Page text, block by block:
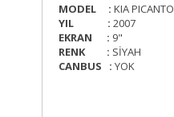
MODEL :KIA PICANTO
YIL : 2007
EKRAN : 9"
RENK : SİYAH
CANBUS : YOK